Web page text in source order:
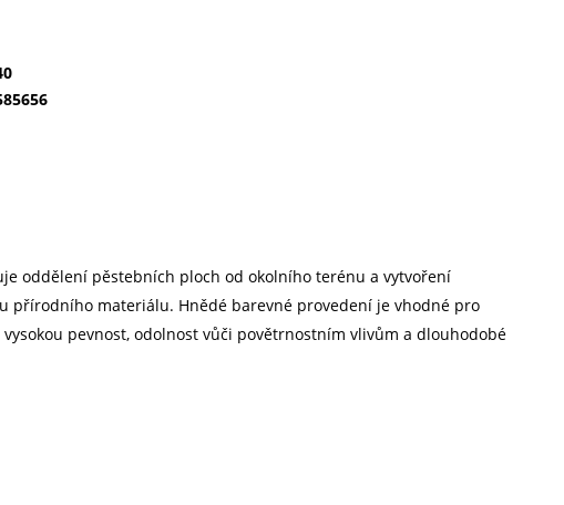
oddělení pěstebních ploch od okolního terénu a vytvoření
přírodního materiálu. Hnědé barevné provedení je vhodné pro
pevnost, odolnost vůči povětrnostním vlivům a dlouhodobé